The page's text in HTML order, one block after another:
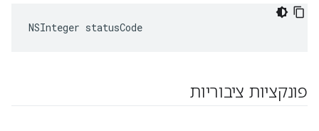
NSInteger statusCode
פונקציות ציבוריות